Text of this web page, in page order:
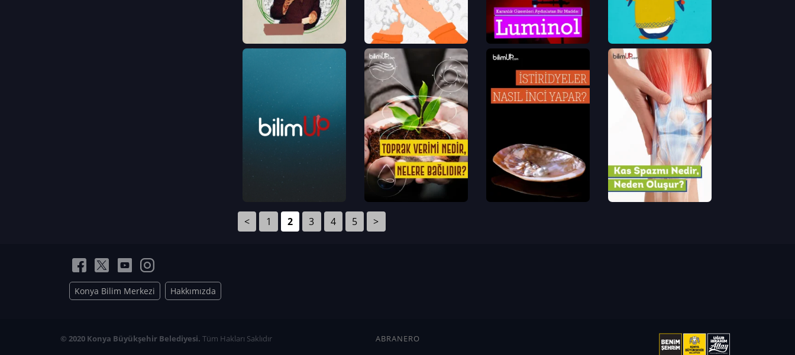
< 1 2 3 4 5 >
Konya Bilim Merkezi Hakkımızda
© 2020 Konya Büyükşehir Belediyesi. Tüm Hakları Saklıdır ABRANERO